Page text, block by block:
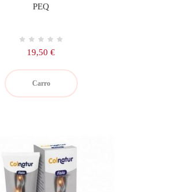
PEQ
Precio
19,50 €
Carro